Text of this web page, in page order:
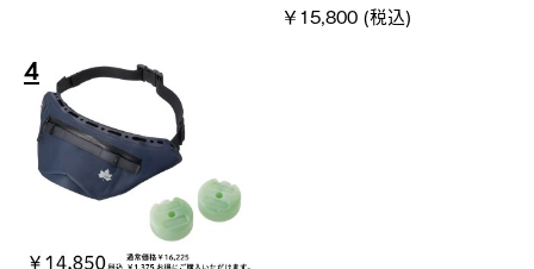
￥15,800 (税込)
4